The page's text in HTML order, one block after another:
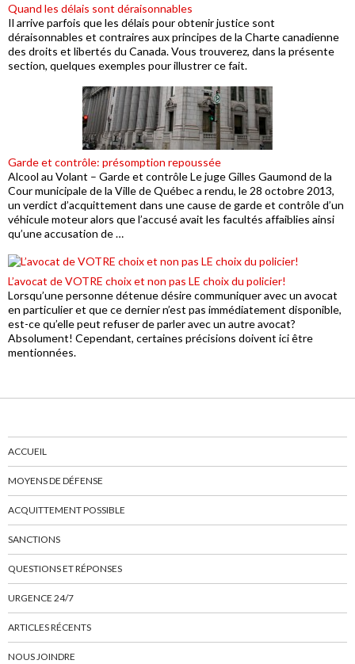
Quand les délais sont déraisonnables
Il arrive parfois que les délais pour obtenir justice sont
déraisonnables et contraires aux principes de la Charte canadienne
des droits et libertés du Canada. Vous trouverez, dans la présente
section, quelques exemples pour illustrer ce fait.
Garde et contrôle: présomption repoussée
Alcool au Volant – Garde et contrôle Le juge Gilles Gaumond de la
Cour municipale de la Ville de Québec a rendu, le 28 octobre 2013,
un verdict d’acquittement dans une cause de garde et contrôle d’un
véhicule moteur alors que l’accusé avait les facultés affaiblies ainsi
qu’une accusation de …
L’avocat de VOTRE choix et non pas LE choix du policier!
Lorsqu’une personne détenue désire communiquer avec un avocat
en particulier et que ce dernier n’est pas immédiatement disponible,
est-ce qu’elle peut refuser de parler avec un autre avocat?
Absolument! Cependant, certaines précisions doivent ici être
mentionnées.
ACCUEIL
MOYENS DE DÉFENSE
ACQUITTEMENT POSSIBLE
SANCTIONS
QUESTIONS ET RÉPONSES
URGENCE 24/7
ARTICLES RÉCENTS
NOUS JOINDRE